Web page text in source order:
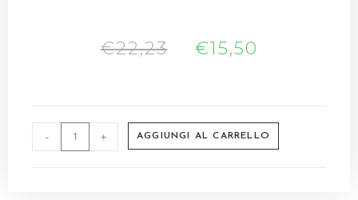
€22,23 €15,50
- + AGGIUNGI AL CARRELLO